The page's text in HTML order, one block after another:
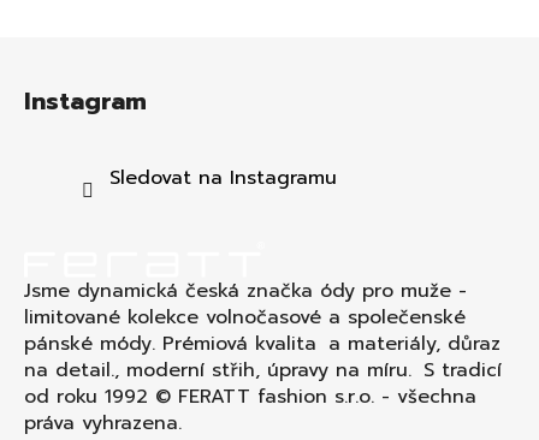
Instagram
Sledovat na Instagramu
Jsme dynamická česká značka ódy pro muže -
limitované kolekce volnočasové a společenské
pánské módy. Prémiová kvalita a materiály, důraz
na detail., moderní střih, úpravy na míru. S tradicí
od roku 1992 © FERATT fashion s.r.o. - všechna
práva vyhrazena.